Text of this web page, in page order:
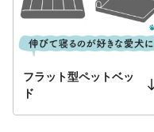
フラット型ペットベッ
ド